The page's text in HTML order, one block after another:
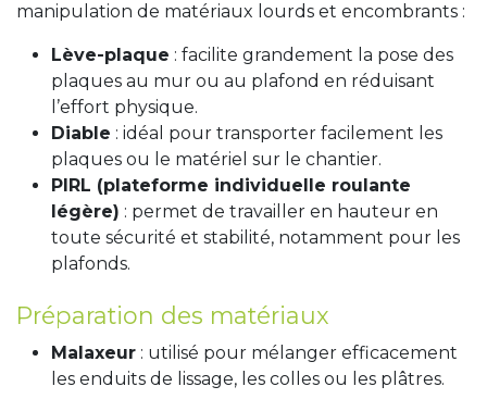
manipulation de matériaux lourds et encombrants :
Lève-plaque : facilite grandement la pose des
plaques au mur ou au plafond en réduisant
l’effort physique.
Diable : idéal pour transporter facilement les
plaques ou le matériel sur le chantier.
PIRL (plateforme individuelle roulante
légère) : permet de travailler en hauteur en
toute sécurité et stabilité, notamment pour les
plafonds.
Préparation des matériaux
Malaxeur : utilisé pour mélanger efficacement
les enduits de lissage, les colles ou les plâtres.